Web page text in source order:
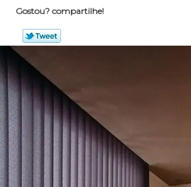
Gostou? compartilhe!